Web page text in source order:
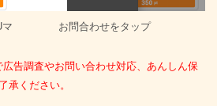
お問合わせをタップ
告調査やお問い合わせ対応、あんしん保
承ください。